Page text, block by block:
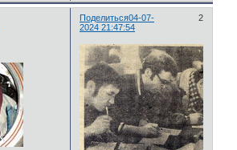
Поделиться 2
04-07-
2024 21:47:54